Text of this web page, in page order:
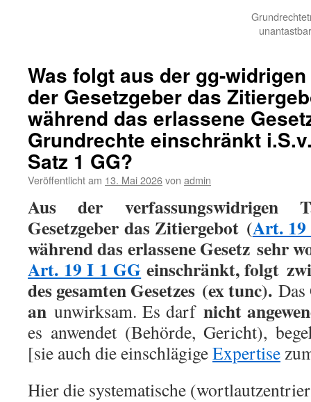
Was folgt aus der gg-
der Gesetzgeber das
während das erlassene
Grundrechte einschränkt
Satz 1 GG?
Veröffentlicht am 13. Mai 2026von admin
Aus der verfassungswidrigen
Gesetzgeber dasZitiergebot (Art.
während das erlassene Gesetz sehr
Art. 19 I 1 GG einschränkt, folgt
des gesamten Gesetzes (ex tunc).Das
an unwirksam. Es darf nicht
es anwendet (Behörde, Gericht),
[sie auch die einschlägigeExpertise
Hier die systematische